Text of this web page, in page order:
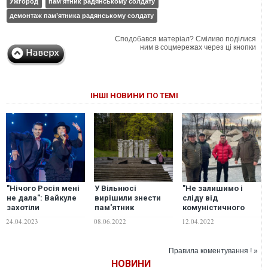
демонтаж пам’ятника радянському солдату
Сподобався матеріал? Сміливо поділися
ним в соцмережах через ці кнопки
ІНШІ НОВИНИ ПО ТЕМІ
"Нічого Росія мені
не дала": Вайкуле
захотіли
РФ після ідеї про
24.04.2023
У Вільнюсі
вирішили знести
пам'ятник
08.06.2022
"Не залишимо і
сліду від
комуністичного
демонтували
солдату. ВІДЕО
12.04.2022
Правила коментування ! »
НОВИНИ